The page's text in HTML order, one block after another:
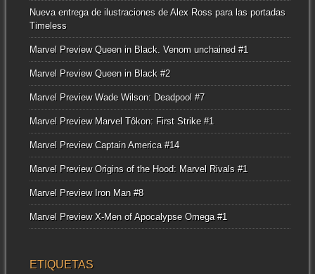
Nueva entrega de ilustraciones de Alex Ross para las portadas
Timeless
Marvel Preview Queen in Black. Venom unchained #1
Marvel Preview Queen in Black #2
Marvel Preview Wade Wilson: Deadpool #7
Marvel Preview Marvel Tôkon: First Strike #1
Marvel Preview Captain America #14
Marvel Preview Origins of the Hood: Marvel Rivals #1
Marvel Preview Iron Man #8
Marvel Preview X-Men of Apocalypse Omega #1
ETIQUETAS